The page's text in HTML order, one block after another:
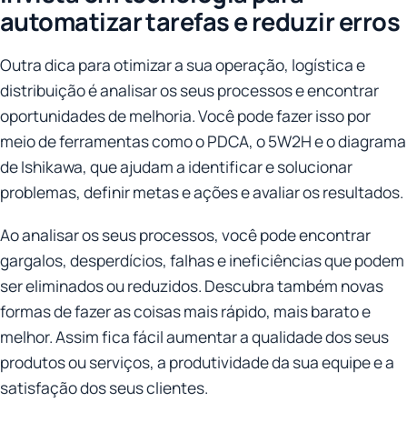
automatizar tarefas e reduzir erros
Outra dica para otimizar a sua operação, logística e
distribuição é analisar os seus processos e encontrar
oportunidades de melhoria. Você pode fazer isso por
meio de ferramentas como o PDCA, o 5W2H e o diagrama
de Ishikawa, que ajudam a identificar e solucionar
problemas, definir metas e ações e avaliar os resultados.
Ao analisar os seus processos, você pode encontrar
gargalos, desperdícios, falhas e ineficiências que podem
ser eliminados ou reduzidos. Descubra também novas
formas de fazer as coisas mais rápido, mais barato e
melhor. Assim fica fácil aumentar a qualidade dos seus
produtos ou serviços, a produtividade da sua equipe e a
satisfação dos seus clientes.